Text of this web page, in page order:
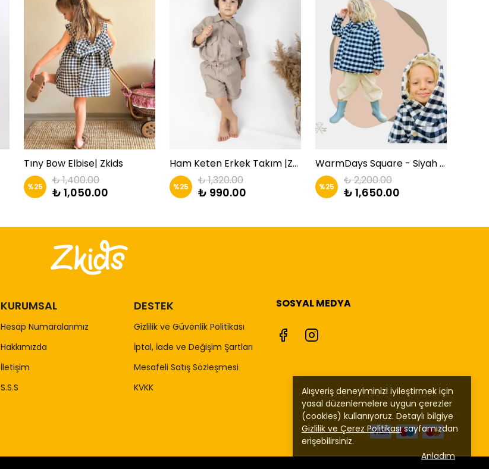
Alışveriş deneyiminizi iyileştirmek için
yasal düzenlemelere uygun çerezler
(cookies) kullanıyoruz. Detaylı bilgiye
Gizlilik ve Çerez Politikasısayfamızdan
erişebilirsiniz.
Anladım
Tıny Bow Elbise| Zkids
%25 ₺ 1,400.00
₺ 1,050.00
Ham Keten Erkek Takım |ZKİDS
%25 ₺ 1,320.00
₺ 990.00
WarmDays Square - Siyah Kareli Mont | Zkids
%25 ₺ 2,200.00
₺ 1,650.00
KURUMSAL
Hesap Numaralarımız
Hakkımızda
İletişim
S.S.S
DESTEK
Gizlilik ve Güvenlik Politikası
İptal, İade ve Değişim Şartları
Mesafeli Satış Sözleşmesi
KVKK
SOSYAL MEDYA